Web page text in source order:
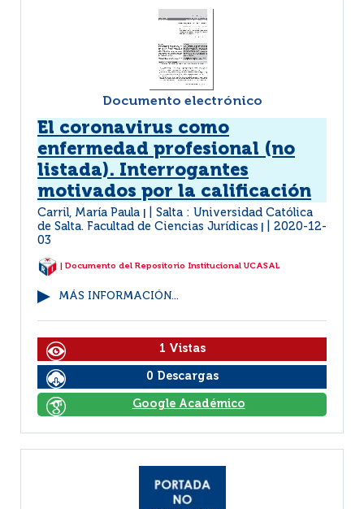
Documento electrónico
El coronavirus como
enfermedad profesional (no
listada). Interrogantes
motivados por la calificación
Carril, María Paula
Salta : Universidad Católica
de Salta. Facultad de Ciencias Jurídicas
2020-12-
03
| Documento del Repositorio Institucional UCASAL
MÁS INFORMACIÓN...
1 Vistas
0 Descargas
Google Académico